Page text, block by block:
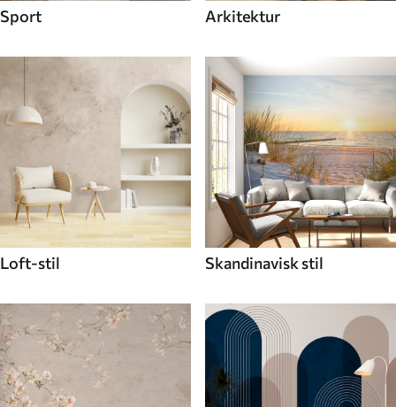
Sport Arkitektur
Loft-stil Skandinavisk stil